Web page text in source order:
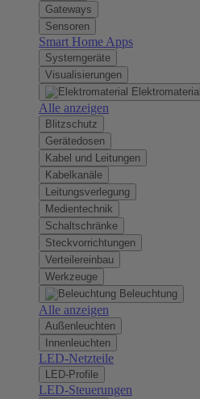
Gateways
Sensoren
Smart Home Apps
Systemgeräte
Visualisierungen
Elektromaterial
Alle anzeigen
Blitzschutz
Gerätedosen
Kabel und Leitungen
Kabelkanäle
Leitungsverlegung
Medientechnik
Schaltschränke
Steckvorrichtungen
Verteilereinbau
Werkzeuge
Beleuchtung
Alle anzeigen
Außenleuchten
Innenleuchten
LED-Netzteile
LED-Profile
LED-Steuerungen